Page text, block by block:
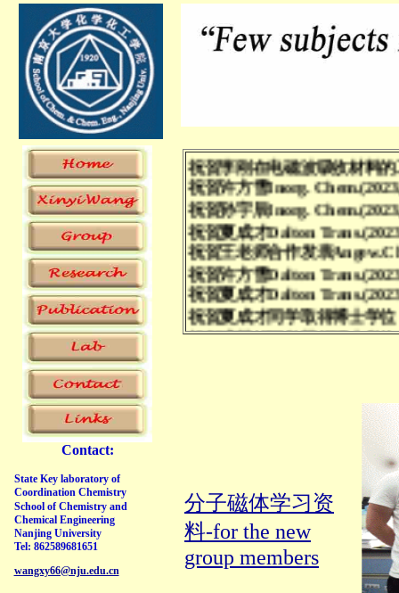
Contact:
State Key laboratory of
Coordination Chemistry
School of Chemistry and
Chemical Engineering
Nanjing University
Tel: 862589681651
wangxy66@nju.edu.cn
本课题组2023年尚可招收
祝贺李刚在电磁波吸收材料
祝贺许方雪Inorg.
祝贺孙宇辰Inorg.
祝贺夏成才Dalton
祝贺王老师合作发表
祝贺许方雪Dalton
祝贺夏成才Dalton
祝贺夏成才同学取得博士学
祝贺盛慧娟同学获得硕士学
祝贺孙宇辰同学获得“江苏
祝贺李刚同学获得博士中期
祝贺李英莲获得硕士中期考
祝贺李鸿庆同学获得博士学
祝贺李鸿庆Inorg.
祝贺李鸿庆Inorg.
祝贺邵东Chin. J. Inorg.
祝贺史乐取得博士学位，祝
祝贺王康杰取得硕士学位，
分子磁体学习资
料-for the new
group members